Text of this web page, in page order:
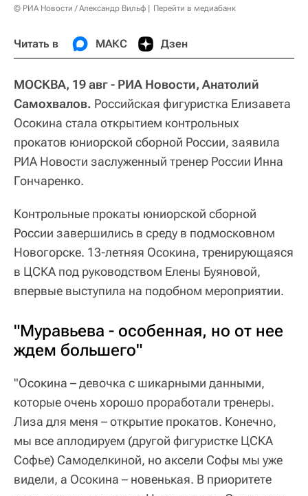
© РИА Новости / Александр Вильф Перейти в медиабанк
Читать в МАКС Дзен
МОСКВА, 19 авг - РИА Новости, Анатолий
Самохвалов. Российская фигуристка Елизавета
Осокина стала открытием контрольных
прокатов юниорской сборной России, заявила
РИА Новости заслуженный тренер России Инна
Гончаренко.
Контрольные прокаты юниорской сборной
России завершились в среду в подмосковном
Новогорске. 13-летняя Осокина, тренирующаяся
в ЦСКА под руководством Елены Буяновой,
впервые выступила на подобном мероприятии.
"Муравьева - особенная, но от нее
ждем большего"
"Осокина – девочка с шикарными данными,
которые очень хорошо проработали тренеры.
Лиза для меня – открытие прокатов. Конечно,
мы все аплодируем (другой фигуристке ЦСКА
Софье) Самоделкиной, но аксели Софы мы уже
видели, а Осокина – новенькая. В приоритете